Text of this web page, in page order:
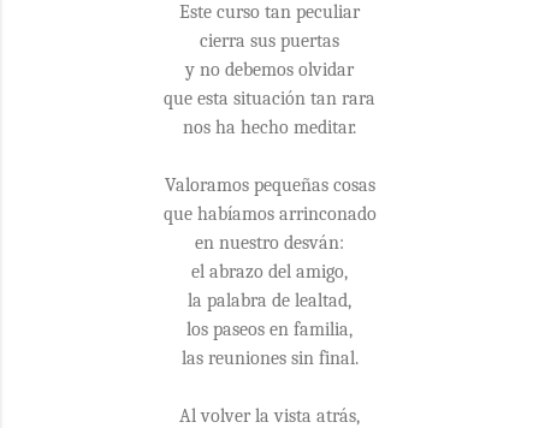
Este curso tan peculiar
cierra sus puertas
y no debemos olvidar
que esta situación tan rara
nos ha hecho meditar.
Valoramos pequeñas cosas
que habíamos arrinconado
en nuestro desván:
el abrazo del amigo,
la palabra de lealtad,
los paseos en familia,
las reuniones sin final.
Al volver la vista atrás,